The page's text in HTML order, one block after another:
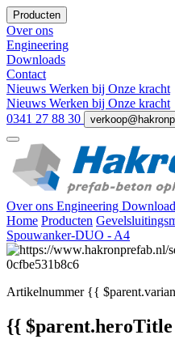
Producten
Over ons
Engineering
Downloads
Contact
Nieuws Werken bij Onze kracht
Nieuws Werken bij Onze kracht
0341 27 88 30
Over ons Engineering
Home Producten
Spouwanker-DUO - A4
Artikelnummer{{
{{